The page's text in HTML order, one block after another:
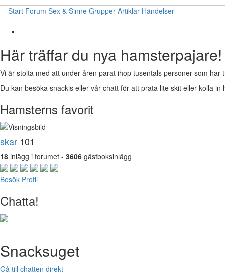
Start Forum Sex & Sinne Grupper Artiklar Händelser
Här träffar du nya hamsterpajare!
Vi är stolta med att under åren parat ihop tusentals personer som har
Du kan besöka snackis eller vår chatt för att prata lite skit eller kolla
Hamsterns favorit
skar 101
18 inlägg i forumet - 3606 gästboksinlägg
Besök Profil
Chatta!
Snacksuget
Gå till chatten direkt